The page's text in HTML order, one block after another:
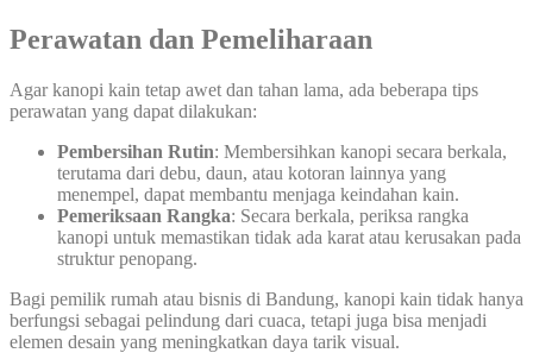
Perawatan dan Pemeliharaan
Agar kanopi kain tetap awet dan tahan lama, ada beberapa tips
perawatan yang dapat dilakukan:
Pembersihan Rutin: Membersihkan kanopi secara berkala,
terutama dari debu, daun, atau kotoran lainnya yang
menempel, dapat membantu menjaga keindahan kain.
Pemeriksaan Rangka: Secara berkala, periksa rangka
kanopi untuk memastikan tidak ada karat atau kerusakan pada
struktur penopang.
Bagi pemilik rumah atau bisnis di Bandung, kanopi kain tidak hanya
berfungsi sebagai pelindung dari cuaca, tetapi juga bisa menjadi
elemen desain yang meningkatkan daya tarik visual.